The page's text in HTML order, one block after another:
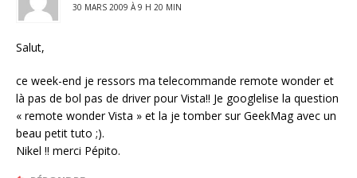
30 MARS 2009 À 9 H 20 MIN
Salut,
ce week-end je ressors ma telecommande remote wonder et
là pas de bol pas de driver pour Vista!! Je googlelise la question
« remote wonder Vista » et la je tomber sur GeekMag avec un
beau petit tuto ;).
Nikel !! merci Pépito.